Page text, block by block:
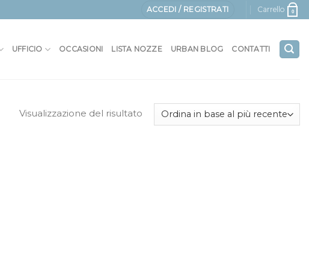
ACCEDI / REGISTRATI Carrello 0
UFFICIO OCCASIONI LISTA NOZZE URBAN BLOG CONTATTI
Visualizzazione del risultato